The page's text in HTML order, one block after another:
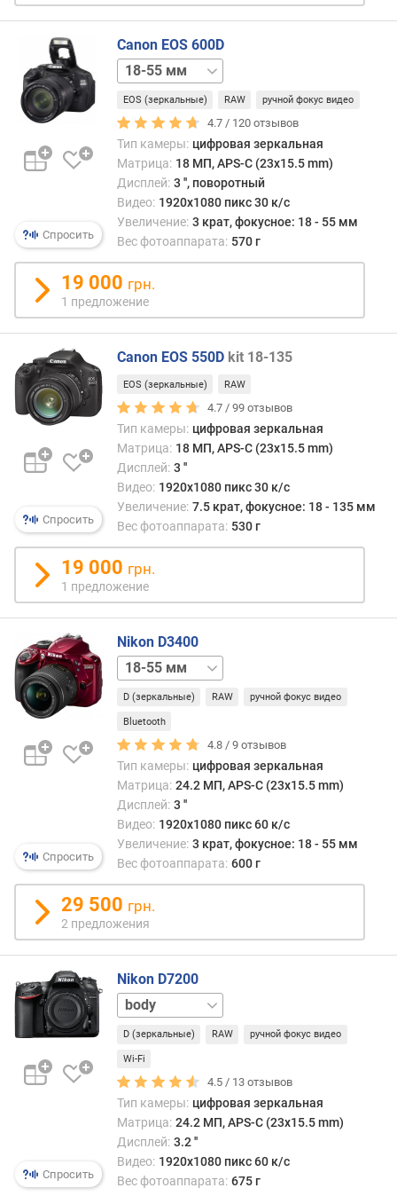
о
е
и
с
л
о
П
ф
е
к
т
и
в
о
е
ч
и
л
о
в
е
с
(
г
)
м
и
н
ф
о
о
е
(
м
м
)
м
а
к
.
ф
н
Спросить
Canon EOS 600D
18-
135
ммbody
EOS (зеркальные) RAW ручной фокус видео
4.7 / 120 отзывов
Тип камеры: цифровая зеркальная
Матрица: 18 МП, APS-C (23x15.5 mm)
Дисплей: 3 '', поворотный
Видео: 1920x1080 пикс 30 к/с
Увеличение: 3 крат, фокусное: 18 - 55 мм
Вес фотоаппарата: 570 г
19 000 грн.
1 предложение
Спросить
Canon EOS 550D kit 18-135
EOS (зеркальные) RAW
4.7 /99 отзывов
Тип камеры: цифровая зеркальная
Матрица: 18 МП, APS-C (23x15.5 mm)
Дисплей: 3 ''
Видео: 1920x1080 пикс 30 к/с
Увеличение: 7.5 крат, фокусное: 18 - 135 мм
Вес фотоаппарата: 530 г
19 000 грн.
1 предложение
Спросить
Nikon D3400
body
D (зеркальные) RAW ручной фокус видео
Bluetooth
4.8 /9 отзывов
Тип камеры: цифровая зеркальная
Матрица: 24.2 МП, APS-C (23x15.5 mm)
Дисплей: 3 ''
Видео: 1920x1080 пикс 60 к/с
Увеличение: 3 крат, фокусное: 18 - 55 мм
Вес фотоаппарата: 600 г
29 500 грн.
2 предложения
Спросить
Nikon D7200
18-
55
мм18-
105
мм 18-
мм
D (зеркальные) RAW ручной фокус видео
Wi-Fi
4.5 / 13 отзывов
Тип камеры: цифровая зеркальная
Матрица: 24.2 МП, APS-C (23x15.5 mm)
Дисплей: 3.2 ''
Видео: 1920x1080 пикс 60 к/с
Вес фотоаппарата: 675 г